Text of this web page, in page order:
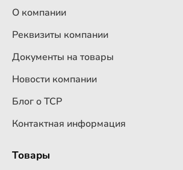
О компании
Реквизиты компании
Документы на товары
Новости компании
Блог о ТСР
Контактная информация
Товары